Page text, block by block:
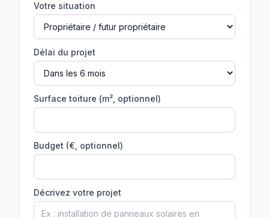
Votre situation
Délai du projet
Surface toiture (m², optionnel)
Budget (€, optionnel)
Décrivez votre projet